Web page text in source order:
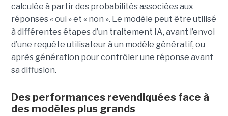
calculée à partir des probabilités associées aux
réponses « oui » et « non ». Le modèle peut être utilisé
à différentes étapes d’un traitement IA, avant l’envoi
d’une requête utilisateur à un modèle génératif, ou
après génération pour contrôler une réponse avant
sa diffusion.
Des performances revendiquées face à
des modèles plus grands